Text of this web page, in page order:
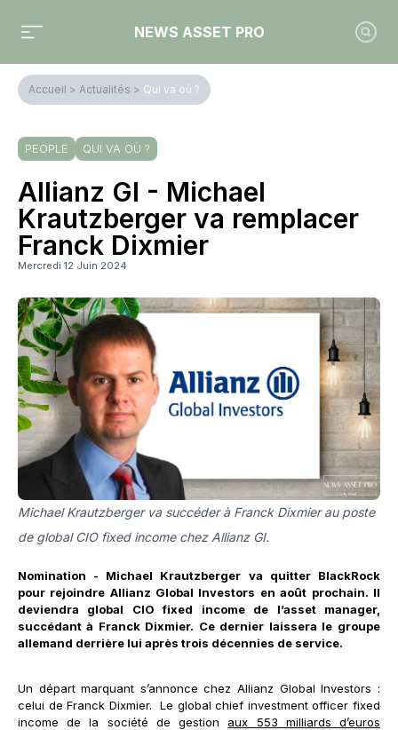
NEWS ASSET PRO
Accueil > Actualités > Qui va où ?
PEOPLE QUI VA OÙ ?
Allianz GI - Michael
Krautzberger va remplacer
Franck Dixmier
Mercredi 12 Juin 2024
Michael Krautzberger va succéder à Franck Dixmier au poste
de global CIO fixed income chez Allianz GI.
Nomination - Michael Krautzberger va quitter BlackRock
pour rejoindre Allianz Global Investors en août prochain. Il
deviendra global CIO fixed income de l’asset manager,
succédant à Franck Dixmier. Ce dernier laissera le groupe
allemand derrière lui après trois décennies de service.
Un départ marquant s’annonce chez Allianz Global Investors :
celui de Franck Dixmier. Le global chief investment officer fixed
income de la société de gestion aux 553 milliards d’euros